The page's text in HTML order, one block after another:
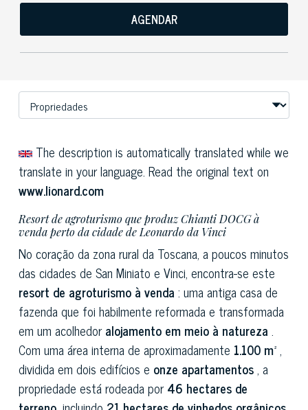
AGENDAR
The description is automatically translated while we
translate in your language. Read the original text on
www.lionard.com
Resort de agroturismo que produz Chianti DOCG à
venda perto da cidade de Leonardo da Vinci
No coração da zona rural da Toscana, a poucos minutos
das cidades de San Miniato e Vinci, encontra-se este
resort de agroturismo à venda : uma antiga casa de
fazenda que foi habilmente reformada e transformada
em um acolhedoralojamento em meio à natureza .
Com uma área interna de aproximadamente 1.100 m²,
dividida em dois edifícios e onze apartamentos, a
propriedade está rodeada por46 hectares de